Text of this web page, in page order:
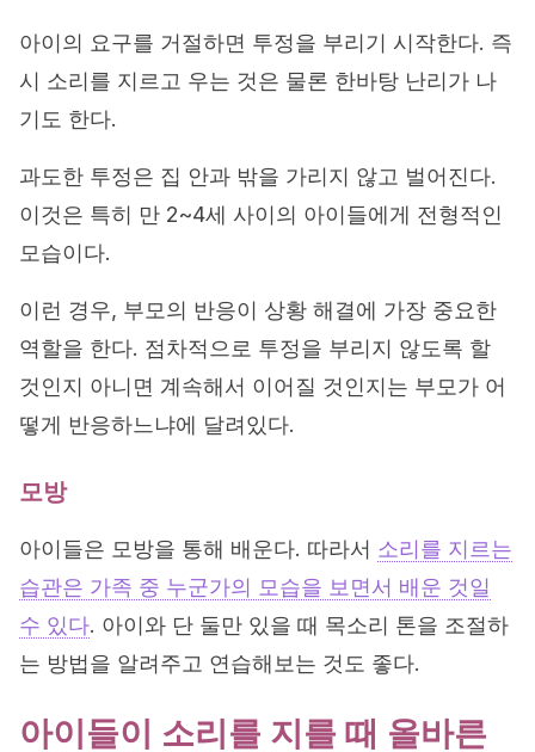
아이의 요구를 거절하면 투정을 부리기 시작한다. 즉
시 소리를 지르고 우는 것은 물론 한바탕 난리가 나
기도 한다.
과도한 투정은 집 안과 밖을 가리지 않고 벌어진다.
이것은 특히 만 2~4세 사이의 아이들에게 전형적인
모습이다.
이런 경우, 부모의 반응이 상황 해결에 가장 중요한
역할을 한다. 점차적으로 투정을 부리지 않도록 할
것인지 아니면 계속해서 이어질 것인지는 부모가 어
떻게 반응하느냐에 달려있다.
모방
아이들은 모방을 통해 배운다. 따라서 소리를 지르는
습관은 가족 중 누군가의 모습을 보면서 배운 것일
수 있다. 아이와 단 둘만 있을 때 목소리 톤을 조절하
는 방법을 알려주고 연습해보는 것도 좋다.
아이들이 소리를 지를 때 올바른